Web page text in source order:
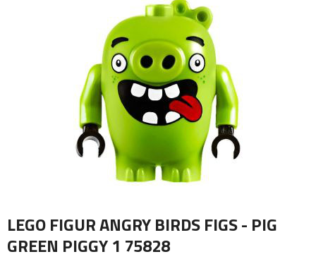
LEGO FIGUR ANGRY BIRDS FIGS - PIG
GREEN PIGGY 1 75828